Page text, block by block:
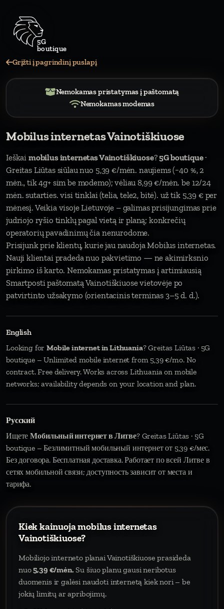
Grįžti į pagrindinį puslapį
Nemokamas pristatymas į paštomatą
Nemokamas modemas
Mobilus internetas Vainotiškiuose
Ieškai mobilus internetas Vainotiškiuose?5G boutique·
Greitas Liūtas siūlau nuo 5,39 €/mėn. naujiems (−40 %, 2
mėn., tik 4g+ sim be modemo); vėliau 8,99 €/mėn. be 12/24
mėn. sutarties. visi tinklai (telia, tele2, bitė). už tik 5,39 € per
mėnesį. Veikia visoje Lietuvoje – galimas prisijungimas prie
judriojo ryšio tinklų pagal vietą ir planą; konkrečių
operatorių pavadinimų čia nenurodome.
Prisijunk prie klientų, kurie jau naudoja Mobilus internetas.
Nauji klientai pradeda nuo pakvietimo — ne akimirksnio
pirkimo iš karto. Nemokamas pristatymas į artimiausią
Smartposti paštomatą Vainotiškiuose vietovėje po
patvirtinto užsakymo (orientacinis terminas 3–5 d. d.).
English
Looking forMobile internet in Lithuania? Greitas Liūtas · 5G
boutique – Unlimited mobile internet from 5,39 €/mo. No
contract. Free delivery. Works across Lithuania on mobile
networks; availability depends on your location and plan.
Русский
ИщетеМобильный интернет в Литве? Greitas Liūtas · 5G
boutique – Безлимитный мобильный интернет от 5,39 €/мес.
Без договора. Бесплатная доставка. Работает по всей Литве в
сетях мобильной связи; доступность зависит от места и
тарифа.
Kiek kainuoja mobilus internetas
Vainotiškiuose?
Mobiliojo interneto planai Vainotiškiuose prasideda
nuo5,39 €/mėn. Su šiuo planu gausi neribotus
duomenis ir galėsi naudoti internetą kiek nori – be
jokių limitų ar apribojimų.